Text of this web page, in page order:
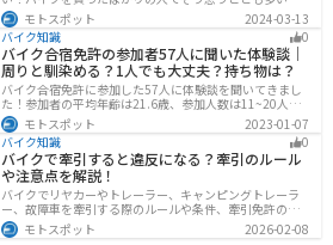
しょう。他の人と一緒に走るマスツーリングはとても楽
しいですが、安全に楽しむために確認すべきことや注意
点などたくさんあります。1人で走る時とは違った難しさ
もあるので、しっかりと確認しておきましょう。
モトスポット
2024-03-13
バイク知識
0
バイク合宿免許の参加者57人に聞いた体験談｜
周りと馴染める？1人でも大丈夫？持ち物は？
バイク合宿免許に参加した57人に体験談を聞いてきまし
た！参加者の平均年齢は21.6歳、参加人数は11~20人な
ど統計情報や人間関係はどうだったのか、持っていくべ
きものなど参加する前に知っておきたい情報をまとめま
した。
モトスポット
2023-01-07
バイク知識
0
バイクで牽引すると違反になる？牽引のルール
や注意点を解説！
バイクでリヤカーやトレーラー、キャンピングトレーラ
ー、故障車を牽引する際のルールや条件、牽引免許の有
無、速度制限、必要な装備をわかりやすく解説。メリッ
ト・デメリットや注意点も紹介し、安全にバイクの積載
モトスポット 2026-02-08